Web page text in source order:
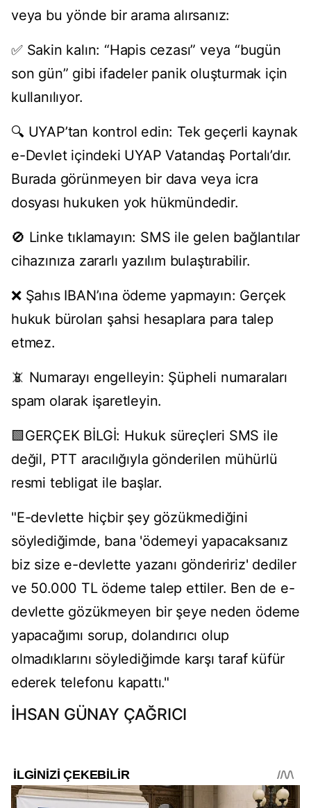
veya bu yönde bir arama alırsanız:
✅ Sakin kalın: “Hapis cezası” veya “bugün
son gün” gibi ifadeler panik oluşturmak için
kullanılıyor.
🔍 UYAP’tan kontrol edin: Tek geçerli kaynak
e-Devlet içindeki UYAP Vatandaş Portalı’dır.
Burada görünmeyen bir dava veya icra
dosyası hukuken yok hükmündedir.
🚫 Linke tıklamayın: SMS ile gelen bağlantılar
cihazınıza zararlı yazılım bulaştırabilir.
❌ Şahıs IBAN’ına ödeme yapmayın: Gerçek
hukuk büroları şahsi hesaplara para talep
etmez.
📵 Numarayı engelleyin: Şüpheli numaraları
spam olarak işaretleyin.
🟩GERÇEK BİLGİ: Hukuk süreçleri SMS ile
değil, PTT aracılığıyla gönderilen mühürlü
resmi tebligat ile başlar.
"E-devlette hiçbir şey gözükmediğini
söylediğimde, bana 'ödemeyi yapacaksanız
biz size e-devlette yazanı göndeririz' dediler
ve 50.000 TL ödeme talep ettiler. Ben de e-
devlette gözükmeyen bir şeye neden ödeme
yapacağımı sorup, dolandırıcı olup
olmadıklarını söylediğimde karşı taraf küfür
ederek telefonu kapattı."
İHSAN GÜNAY ÇAĞRICI